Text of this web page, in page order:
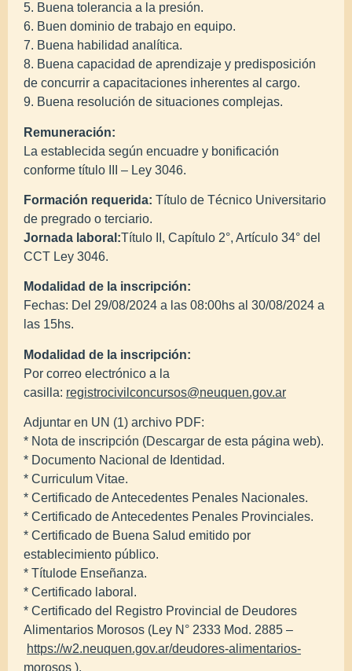
5. Buena tolerancia a la presión.
6. Buen dominio de trabajo en equipo.
7. Buena habilidad analítica.
8. Buena capacidad de aprendizaje y predisposición
de concurrir a capacitaciones inherentes al cargo.
9. Buena resolución de situaciones complejas.
Remuneración:
La establecida según encuadre y bonificación
conforme título III – Ley 3046.
Formación requerida: Título de Técnico Universitario
de pregrado o terciario.
Jornada laboral:Título II, Capítulo 2°, Artículo 34° del
CCT Ley 3046.
Modalidad de la inscripción:
Fechas: Del 29/08/2024 a las 08:00hs al 30/08/2024 a
las 15hs.
Modalidad de la inscripción:
Por correo electrónico a la
casilla: registrocivilconcursos@neuquen.gov.ar
Adjuntar en UN (1) archivo PDF:
* Nota de inscripción (Descargar de esta página web).
* Documento Nacional de Identidad.
* Curriculum Vitae.
* Certificado de Antecedentes Penales Nacionales.
* Certificado de Antecedentes Penales Provinciales.
* Certificado de Buena Salud emitido por
establecimiento público.
* Títulode Enseñanza.
* Certificado laboral.
* Certificado del Registro Provincial de Deudores
Alimentarios Morosos (Ley N° 2333 Mod. 2885 –
https://w2.neuquen.gov.ar/deudores-alimentarios-
morosos ).